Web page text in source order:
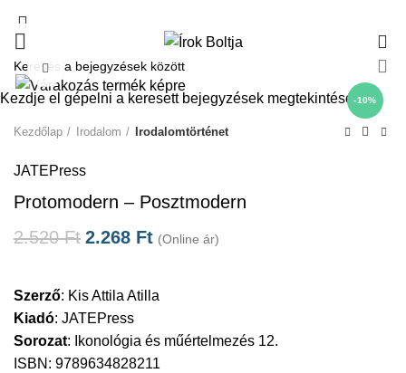
-10%
Click to enlarge
Kezdőlap Irodalom Irodalomtörténet
JATEPress
Protomodern – Posztmodern
2.520Ft 2.268 Ft (Online ár)
Szerző: Kis Attila Atilla
Kiadó: JATEPress
Sorozat:
Ikonológia és műértelmezés 12.
ISBN: 9789634828211
Kezdje el gépelni a keresett bejegyzések megtekintéséhez.